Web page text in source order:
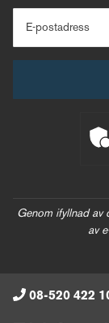
E-postadress
Genom ifyllnad av
av
08-520 422